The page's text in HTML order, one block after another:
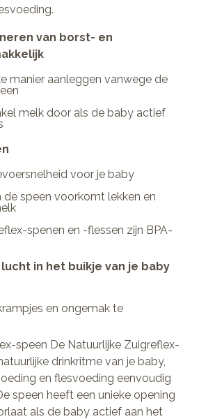
van borst- en
manier aanleggen vanwege de
melk door als de baby actief
voor je baby
speen voorkomt lekken en
spenen en -flessen zijn BPA-
in het buikje van je baby
en ongemak te
speen De Natuurlijke Zuigreflex-
drinkritme van je baby,
en flesvoeding eenvoudig
speen heeft een unieke opening
als de baby actief aan het